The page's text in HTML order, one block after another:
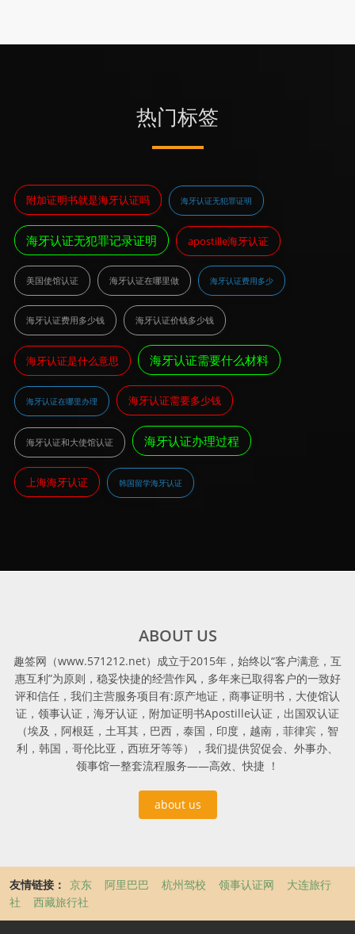
热门标签
附加证明书就是海牙认证吗 海牙认证无犯罪证明
海牙认证无犯罪记录证明 apostille海牙认证
美国使馆认证 海牙认证在哪里做 海牙认证费用多少
海牙认证费用多少钱 海牙认证价钱多少钱
海牙认证是什么意思 海牙认证需要什么材料
海牙认证在哪里办理 海牙认证需要多少钱
海牙认证和大使馆认证 海牙认证办理过程
上海海牙认证 韩国留学海牙认证
ABOUT US
趣签网（www.571212.net）成立于2015年，始终以“客户满意，互
惠互利”为原则，稳妥快捷的经营作风，多年来已取得客户的一致好
评和信任，我们主营服务项目有:原产地证，商事证明书，大使馆认
证，领事认证，海牙认证，附加证明书Apostille认证，出国双认证
（埃及，阿根廷，土耳其，巴西，泰国，印度，越南，菲律宾，智
利，韩国，哥伦比亚，西班牙等等），我们提供贸促会、外事办、
领事馆一整套流程服务——高效、快捷 ！
about us
友情链接： 京东 阿里巴巴 杭州驾校 领事认证网
大连旅行
社
西藏旅行社